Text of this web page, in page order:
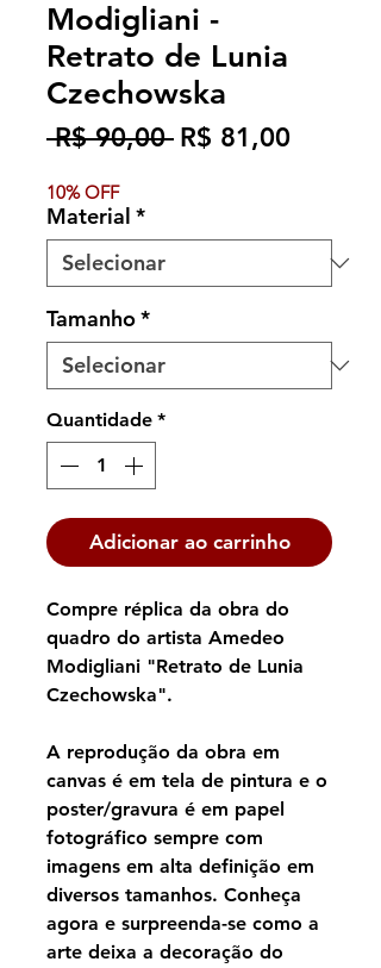
Modigliani -
Retrato de Lunia
Czechowska
R$ 90,00 Preço
R$ 81,00Preço
10% OFF
Material *
Tamanho*
Quantidade *
Adicionar ao carrinho
Compre réplica da obra do
quadro do artista Amedeo
Modigliani "Retrato de Lunia
Czechowska".
A reprodução da obra em
canvas é em tela de pintura e o
poster/gravura é em papel
fotográfico sempre com
imagens em alta definição em
diversos tamanhos. Conheça
agora e surpreenda-se como a
arte deixa a decoração do